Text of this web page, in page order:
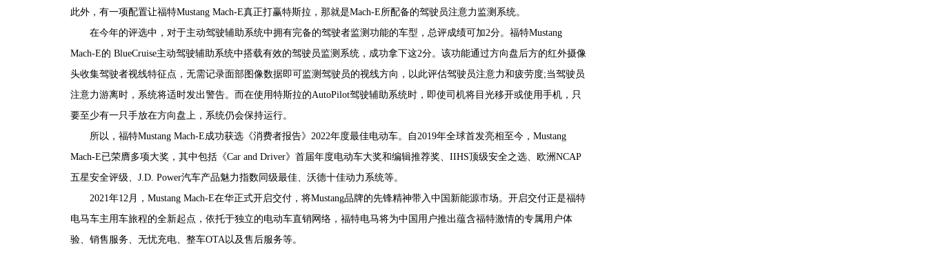
此外，有一项配置让福特Mustang Mach-E真正打赢特斯拉，那就是Mach-E所配备的驾驶员注意力监测系统。
在今年的评选中，对于主动驾驶辅助系统中拥有完备的驾驶者监测功能的车型，总评成绩可加2分。福特Mustang
Mach-E的 BlueCruise主动驾驶辅助系统中搭载有效的驾驶员监测系统，成功拿下这2分。该功能通过方向盘后方的红外摄像
头收集驾驶者视线特征点，无需记录面部图像数据即可监测驾驶员的视线方向，以此评估驾驶员注意力和疲劳度;当驾驶员
注意力游离时，系统将适时发出警告。而在使用特斯拉的AutoPilot驾驶辅助系统时，即使司机将目光移开或使用手机，只
要至少有一只手放在方向盘上，系统仍会保持运行。
所以，福特Mustang Mach-E成功获选《消费者报告》2022年度最佳电动车。自2019年全球首发亮相至今，Mustang
Mach-E已荣膺多项大奖，其中包括《Car and Driver》首届年度电动车大奖和编辑推荐奖、IIHS顶级安全之选、欧洲NCAP
五星安全评级、J.D. Power汽车产品魅力指数同级最佳、沃德十佳动力系统等。
2021年12月，Mustang Mach-E在华正式开启交付，将Mustang品牌的先锋精神带入中国新能源市场。开启交付正是福特
电马车主用车旅程的全新起点，依托于独立的电动车直销网络，福特电马将为中国用户推出蕴含福特激情的专属用户体
验、销售服务、无忧充电、整车OTA以及售后服务等。